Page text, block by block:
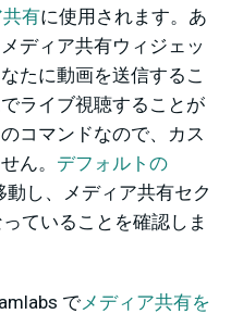
共有に使用されます。あ
ディア共有ウィジェッ
たに動画を送信するこ
ライブ視聴することが
コマンドなので、カス
ん。 デフォルトの
動し、メディア共有セク
ていることを確認しま
でメディア共有を